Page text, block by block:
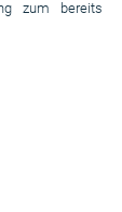
zum bereits